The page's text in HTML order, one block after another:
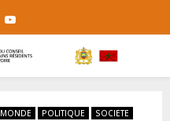
Youtube
MONDE POLITIQUE SOCIETE